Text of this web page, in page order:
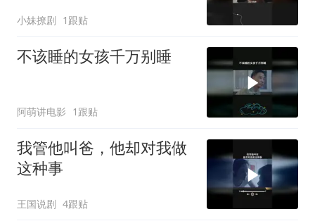
小妹撩剧 1跟贴
不该睡的女孩千万别睡
阿萌讲电影 1跟贴
我管他叫爸，他却对我做
这种事
王国说剧 4跟贴